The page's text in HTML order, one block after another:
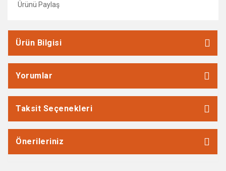
Ürünü Paylaş
Ürün Bilgisi
Yorumlar
Taksit Seçenekleri
Önerileriniz